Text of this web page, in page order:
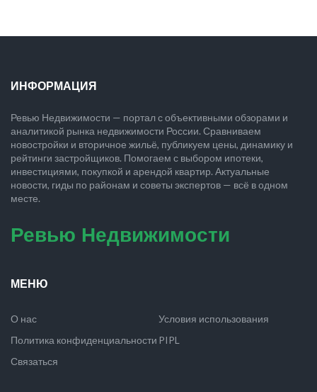
ИНФОРМАЦИЯ
Ревью Недвижимости — портал с объективными обзорами и
аналитикой рынка недвижимости России. Сравниваем
новостройки и вторичное жильё, публикуем цены, динамику и
рейтинги застройщиков. Помогаем с выбором ипотеки,
инвестициями, покупкой и арендой квартир. Актуальные
новости, гиды по районам и советы экспертов — всё в одном
месте.
Ревью Недвижимости
МЕНЮ
О нас
Условия использования
Политика конфиденциальности PIPL
Связаться